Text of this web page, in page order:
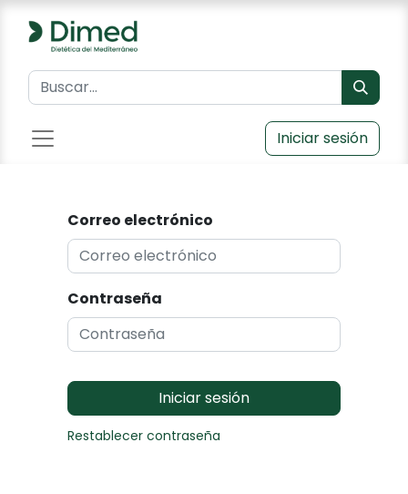
Iniciar sesión
Correo electrónico
Contraseña
Iniciar sesión
Restablecer contraseña